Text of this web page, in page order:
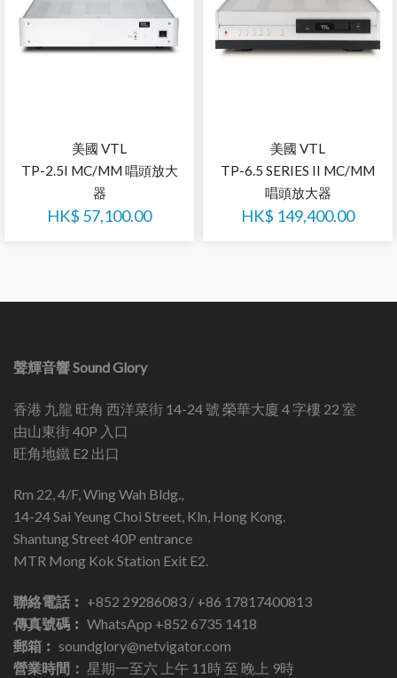
美國 VTL
TP-2.5I MC/MM 唱頭放大
器
HK$ 57,100.00
美國 VTL
TP-6.5 SERIES II MC/MM
唱頭放大器
HK$ 149,400.00
聲輝音響 Sound Glory
香港 九龍 旺角 西洋菜街 14-24 號 榮華大廈 4 字樓 22 室
由山東街 40P 入口
旺角地鐵 E2 出口
Rm 22, 4/F, Wing Wah Bldg.,
14-24 Sai Yeung Choi Street, Kln, Hong Kong.
Shantung Street 40P entrance
MTR Mong Kok Station Exit E2.
聯絡電話︰ +852 29286083 / +86 17817400813
傳真號碼︰ WhatsApp +852 6735 1418
郵箱︰ soundglory@netvigator.com
營業時間： 星期一至六 上午 11時 至 晚上 9時